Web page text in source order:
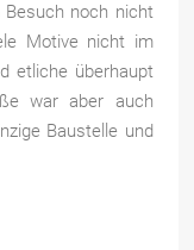
noch nicht
Motive nicht im
etliche überhaupt
war aber auch
Baustelle und